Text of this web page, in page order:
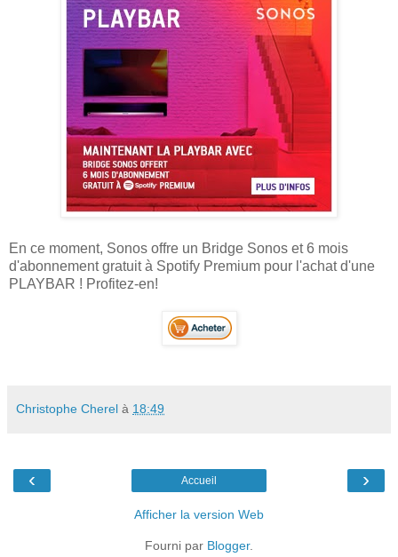
En ce moment, Sonos offre un Bridge Sonos et 6 mois
d'abonnement gratuit à Spotify Premium pour l'achat d'une
PLAYBAR ! Profitez-en!
Christophe Cherel à 18:49
‹ ›
Accueil
Afficher la version Web
Fourni par Blogger.